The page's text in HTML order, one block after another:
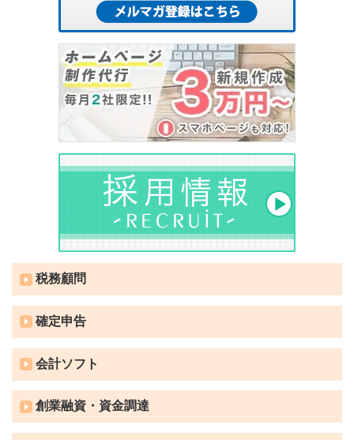
税務顧問
確定申告
会計ソフト
創業融資・資金調達